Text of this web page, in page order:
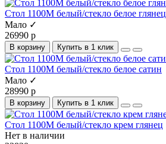
Стол 1100М белый/стекло белое глянец
Мало ✓
26990 р
В корзину Купить в 1 клик
Стол 1100М белый/стекло белое сатин
Мало ✓
28990 р
В корзину Купить в 1 клик
Стол 1100М белый/стекло крем глянец
Нет в наличии